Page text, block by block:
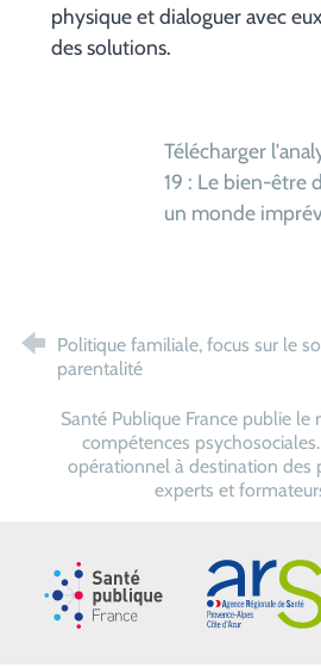
physique et dialoguer avec
des solutions.
Télécharger
19 : Le bien-être
un monde
Politique familiale, focus sur le
parentalité
Santé Publique France publie le
compétences
opérationnel à destination des
experts et
Santé publique France
ARS